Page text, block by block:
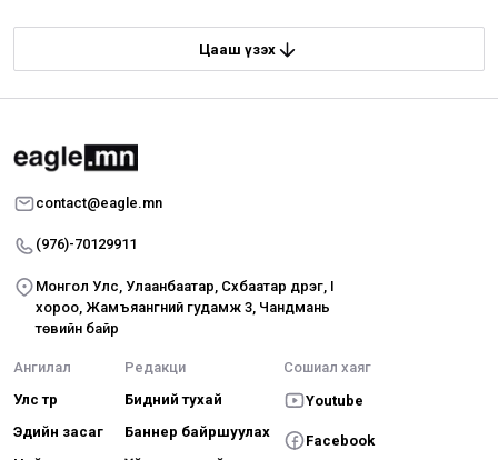
Цааш үзэх
contact@eagle.mn
(976)-70129911
Монгол Улс, Улаанбаатар, Сүхбаатар дүүрэг, I
хороо, Жамъяангүний гудамж 3, Чандмань
төвийн байр
Ангилал
Улс төр
Эдийн засаг
Редакци
Бидний тухай
Баннер байршуулах
Сошиал хаяг
Youtube
Facebook